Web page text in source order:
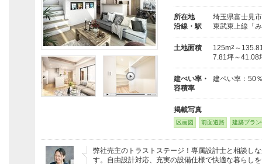
所在地
埼玉県富士見
沿線・駅
東武東上線「
土地面積 125m2 ～
7.81坪～41.08
建ぺい率・
容積率
建ペい率：50
掲載写真
区画図 前面道路 建築プラ
弊社売主のトラストステージ！専属設計士と相談し
す。自由設計対応、充実の設備仕様で快適な暮らし